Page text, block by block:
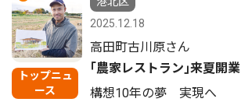
トップニュ
ース
2025.12.18
高田町古川原さん
｢農家レストラン｣来夏開業
構想10年の夢 実現へ